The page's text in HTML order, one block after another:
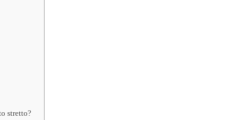
stretto?